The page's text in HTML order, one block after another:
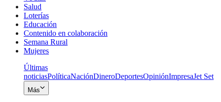
Salud
Loterías
Educación
Contenido en colaboración
Semana Rural
Mujeres
Últimas
noticiasPolíticaNaciónDineroDeportesOpiniónImpresaJet Set
Más